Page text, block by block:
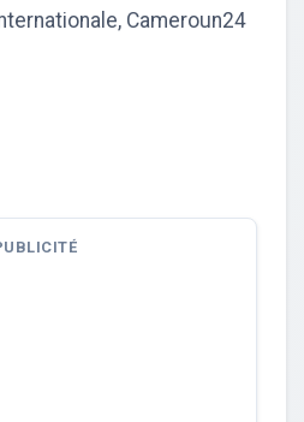
Cameroun24